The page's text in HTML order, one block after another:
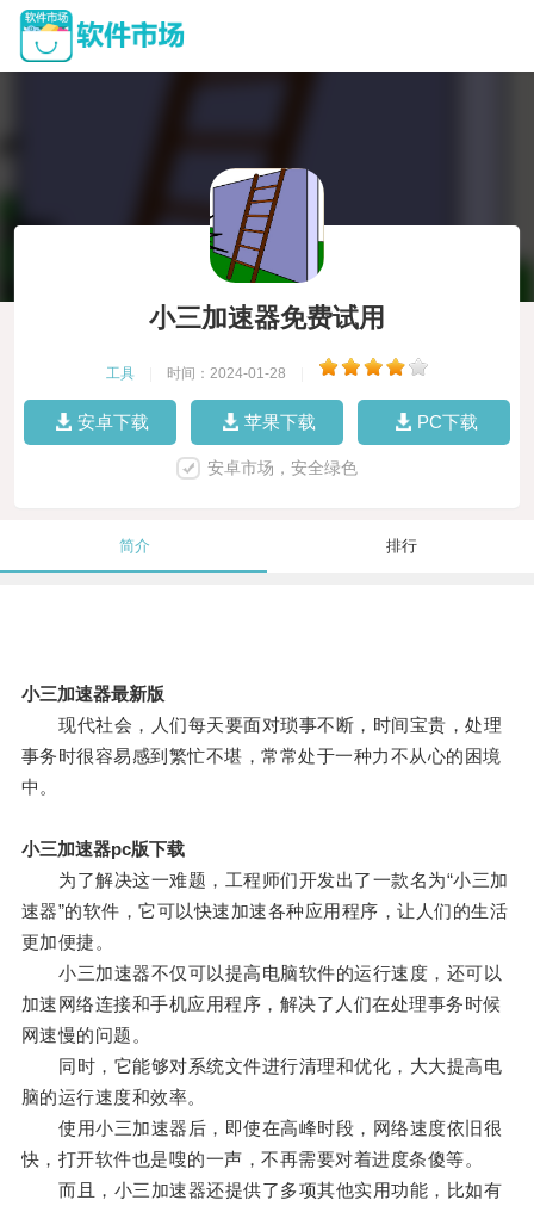
小三加速器免费试用
工具 时间：2024-01-28
安卓下载 苹果下载 PC下载
安卓市场，安全绿色
简介 排行
小三加速器最新版
现代社会，人们每天要面对琐事不断，时间宝贵，处理
事务时很容易感到繁忙不堪，常常处于一种力不从心的困境
中。
小三加速器pc版下载
为了解决这一难题，工程师们开发出了一款名为“小三加
速器”的软件，它可以快速加速各种应用程序，让人们的生活
更加便捷。
小三加速器不仅可以提高电脑软件的运行速度，还可以
加速网络连接和手机应用程序，解决了人们在处理事务时候
网速慢的问题。
同时，它能够对系统文件进行清理和优化，大大提高电
脑的运行速度和效率。
使用小三加速器后，即使在高峰时段，网络速度依旧很
快，打开软件也是嗖的一声，不再需要对着进度条傻等。
而且，小三加速器还提供了多项其他实用功能，比如有